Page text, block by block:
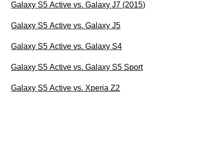
Galaxy S5 Active vs. Galaxy J7 (2015)
Galaxy S5 Active vs. Galaxy J5
Galaxy S5 Active vs. Galaxy S4
Galaxy S5 Active vs. Galaxy S5 Sport
Galaxy S5 Active vs. Xperia Z2